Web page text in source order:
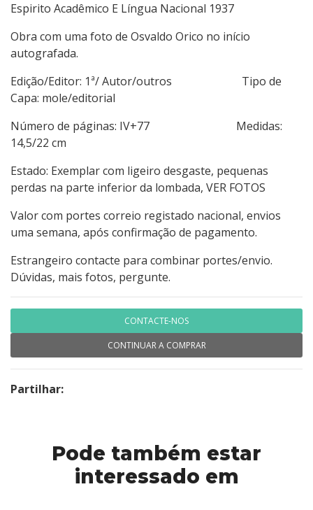
Espirito Acadêmico E Língua Nacional 1937
Obra com uma foto de Osvaldo Orico no início
autografada.
Edição/Editor: 1ª/ Autor/outros Tipo de
Capa: mole/editorial
Número de páginas: IV+77 Medidas:
14,5/22 cm
Estado: Exemplar com ligeiro desgaste, pequenas
perdas na parte inferior da lombada, VER FOTOS
Valor com portes correio registado nacional, envios
uma semana, após confirmação de pagamento.
Estrangeiro contacte para combinar portes/envio.
Dúvidas, mais fotos, pergunte.
CONTACTE-NOS
CONTINUAR A COMPRAR
Partilhar:
Pode também estar
interessado em